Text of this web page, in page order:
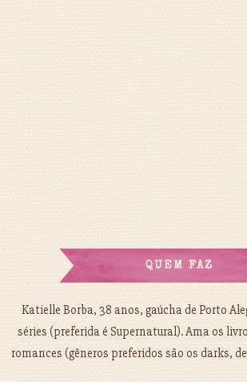
QUEM FAZ
Katielle Borba, 38 anos, gaúcha de Porto
séries (preferida é Supernatural). Ama os
romances (gêneros preferidos são os darks,